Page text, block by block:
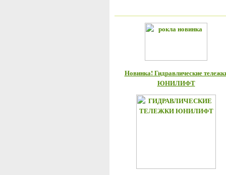
Новинка! Гидравлические
ЮНИЛИФТ